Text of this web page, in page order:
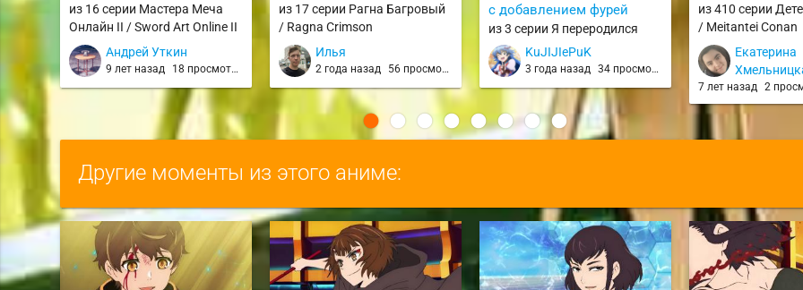
из 16 серии Мастера Меча
Онлайн II / Sword Art Online II
Андрей Уткин
9 лет назад 18 просмотров
из 17 серии Рагна Багровый
/ Ragna Crimson
Илья
2 года назад 56 просмотров
с добавлением фурей
из 3 серии Я переродился
торговым автоматом и
скитаюсь по лабиринту /
Umarekawatta Ore wa
Meikyuu wo Samayou
KuJIJIePuK
3 года назад 34 просмотра
из 410 серии
/ Meitantei Conan
Екатерина
7 лет назад 2
Другие моменты из этого аниме: